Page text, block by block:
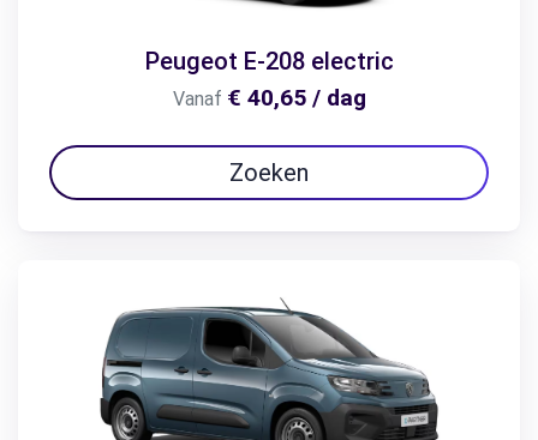
Peugeot E-208 electric
Vanaf € 40,65 / dag
Zoeken